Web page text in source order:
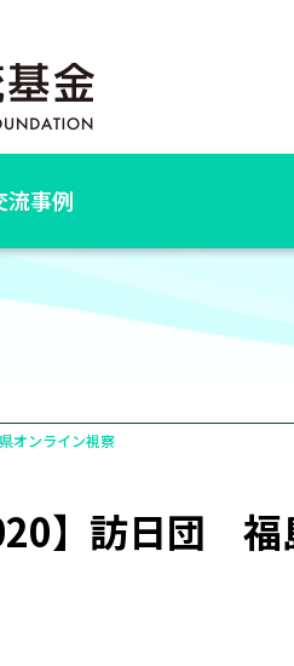
流事例
オンライン視察
】訪日団 福